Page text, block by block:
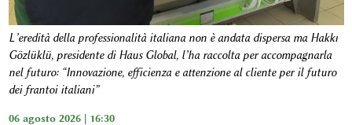
L’eredità della professionalità italiana non è andata dispersa ma Hakkı
Gözlüklü, presidente di Haus Global, l’ha raccolta per accompagnarla
nel futuro: “Innovazione, efficienza e attenzione al cliente per il futuro
dei frantoi italiani”
06 agosto 2026 | 16:30